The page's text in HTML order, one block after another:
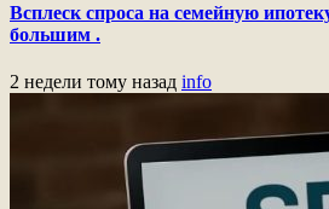
Всплеск спроса на семейную
большим .
2 недели тому назад info